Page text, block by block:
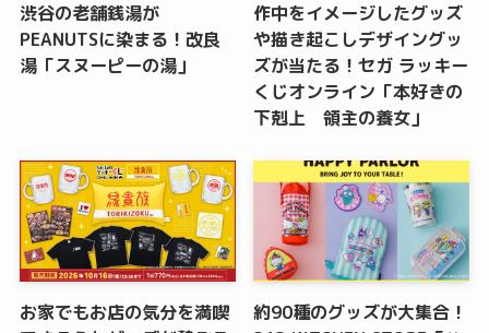
渋谷の老舗銭湯が
PEANUTSに染まる！改良
湯「スヌーピーの湯」
作中をイメージしたグッズ
や描き起こしデザイングッ
ズが当たる！セガ ラッキー
くじオンライン「本好きの
下剋上 領主の養女」
お家でもお店の気分を満喫
約90種のグッズが大集合！